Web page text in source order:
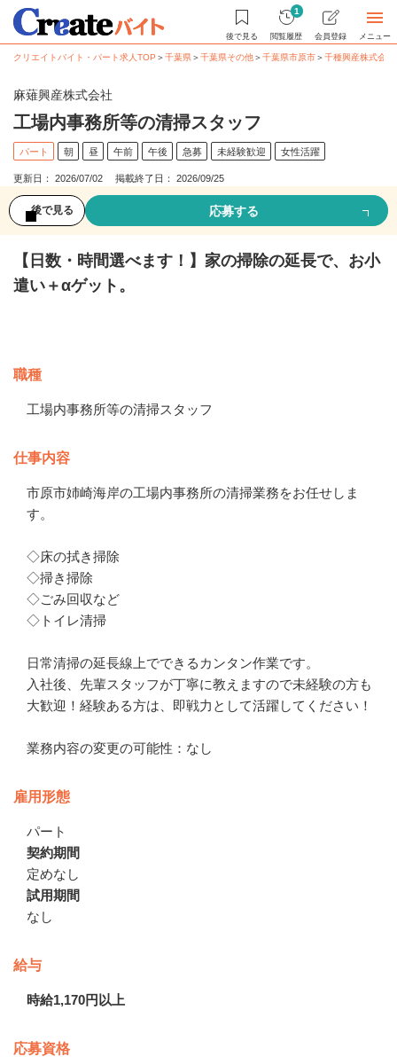
後で見る
1
閲覧履歴 会員登録 メニュー
クリエイトバイト・パート求人TOP ＞千葉県＞千葉県その他＞千葉県市原市＞千種興産株式会
麻薙興産株式会社
工場内事務所等の清掃スタッフ
パート 朝 昼 午前 午後 急募 未経験歓迎 女性活躍
更新日： 2026/07/02 掲載終了日： 2026/09/25
後で見る 応募する
【日数・時間選べます！】家の掃除の延長で、お小
遣い＋αゲット。
職種
工場内事務所等の清掃スタッフ
仕事内容
市原市姉崎海岸の工場内事務所の清掃業務をお任せしま
す。
◇床の拭き掃除
◇掃き掃除
◇ごみ回収など
◇トイレ清掃
日常清掃の延長線上でできるカンタン作業です。
入社後、先輩スタッフが丁寧に教えますので未経験の方も
大歓迎！経験ある方は、即戦力として活躍してください！
業務内容の変更の可能性：なし
雇用形態
パート
契約期間
定めなし
試用期間
なし
給与
時給1,170円以上
応募資格